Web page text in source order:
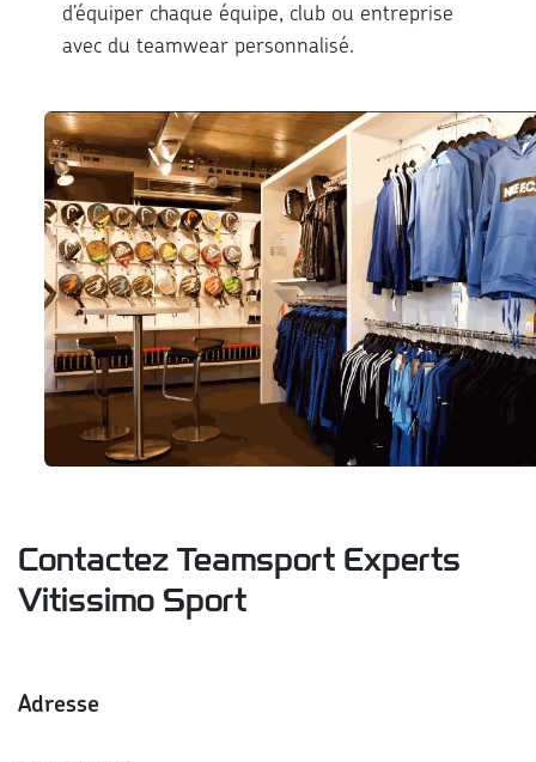
d’équiper chaque équipe, club ou entreprise
avec du teamwear personnalisé.
Contactez Teamsport Experts
Vitissimo Sport
Adresse